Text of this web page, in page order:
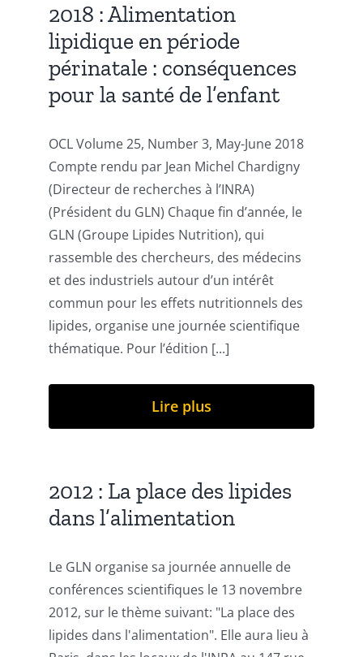
2018 : Alimentation
lipidique en période
périnatale : conséquences
pour la santé de l’enfant
OCL Volume 25, Number 3, May-June 2018
Compte rendu par Jean Michel Chardigny
(Directeur de recherches à l’INRA)
(Président du GLN) Chaque fin d’année, le
GLN (Groupe Lipides Nutrition), qui
rassemble des chercheurs, des médecins
et des industriels autour d’un intérêt
commun pour les effets nutritionnels des
lipides, organise une journée scientifique
thématique. Pour l’édition [...]
Lire plus
2012 : La place des lipides
dans l’alimentation
Le GLN organise sa journée annuelle de
conférences scientifiques le 13 novembre
2012, sur le thème suivant: "La place des
lipides dans l'alimentation". Elle aura lieu à